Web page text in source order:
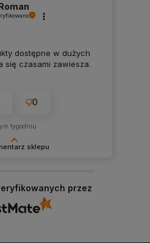
sklepu
ponownie!
dostępne w dużych
się czasami zawiesza.
0
tygodniu
przez